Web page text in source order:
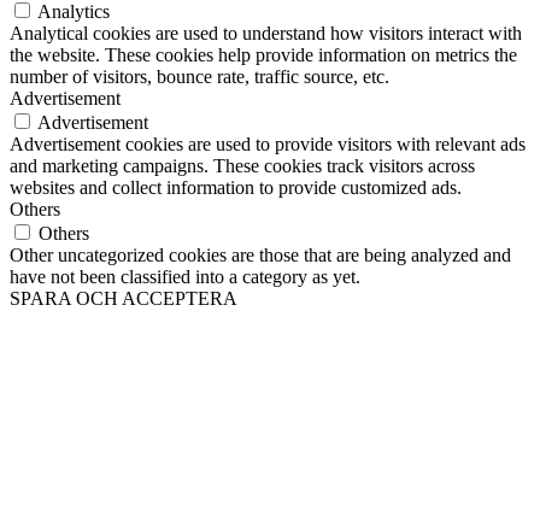
Analytics
Analytical cookies are used to understand how visitors interact with
the website. These cookies help provide information on metrics the
number of visitors, bounce rate, traffic source, etc.
Advertisement
Advertisement
Advertisement cookies are used to provide visitors with relevant ads
and marketing campaigns. These cookies track visitors across
websites and collect information to provide customized ads.
Others
Others
Other uncategorized cookies are those that are being analyzed and
have not been classified into a category as yet.
SPARA OCH ACCEPTERA